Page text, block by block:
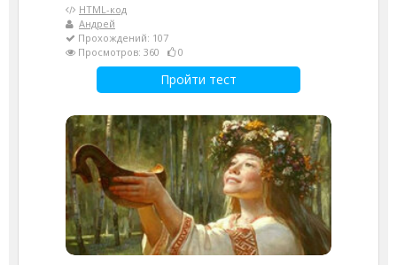
HTML-код
Андрей
Прохождений: 107
Просмотров: 360
0
Пройти тест